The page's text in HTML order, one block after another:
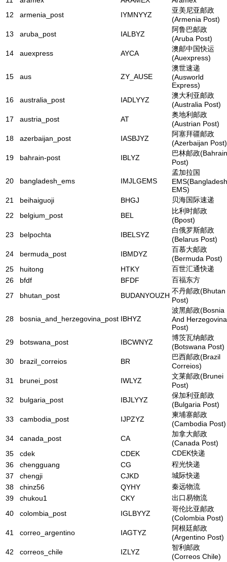
12
armenia_post IYMNYYZ
亚美尼亚邮政
(Armenia Post)
13
aruba_post IALBYZ
阿鲁巴邮政
(Aruba Post)
14
auexpress AYCA
澳邮中国快运
(Auexpress)
15 aus ZY_AUSE
澳世速递
(Ausworld
Express)
16
australia_post IADLYYZ
澳大利亚邮政
(Australia Post)
17
austria_post AT
奥地利邮政
(Austrian Post)
18
azerbaijan_post IASBJYZ
阿塞拜疆邮政
(Azerbaijan Post)
19
bahrain-post IBLYZ
巴林邮政(Bahrain
Post)
20 bangladesh_ems IMJLGEMS
孟加拉国
EMS(Bangladesh
EMS)
21
beihaiguoji BHGJ
贝海国际速递
22
belgium_post BEL
比利时邮政
(Bpost)
23
belpochta IBELSYZ
白俄罗斯邮政
(Belarus Post)
24
bermuda_post IBMDYZ
百慕大邮政
(Bermuda Post)
25
huitong HTKY
百世汇通快递
26
bfdf BFDF
百福东方
27
bhutan_post BUDANYOUZH
不丹邮政(Bhutan
Post)
28 bosnia_and_herzegovina_post IBHYZ
波黑邮政(Bosnia
And Herzegovina
Post)
29
botswana_post IBCWNYZ
博茨瓦纳邮政
(Botswana Post)
30
brazil_correios BR
巴西邮政(Brazil
Correios)
31
brunei_post IWLYZ
文莱邮政(Brunei
Post)
32
bulgaria_post IBJLYYZ
保加利亚邮政
(Bulgaria Post)
33
cambodia_post IJPZYZ
柬埔寨邮政
(Cambodia Post)
34
canada_post CA
加拿大邮政
(Canada Post)
35
cdek CDEK
CDEK快递
36
chengguang CG
程光快递
37
chengji CJKD
城际快递
38
chinz56 QYHY
秦远物流
39
chukou1 CKY
出口易物流
40
colombia_post IGLBYYZ
哥伦比亚邮政
(Colombia Post)
41
correo_argentino IAGTYZ
阿根廷邮政
(Argentino Post)
42
correos_chile IZLYZ
智利邮政
(Correos Chile)